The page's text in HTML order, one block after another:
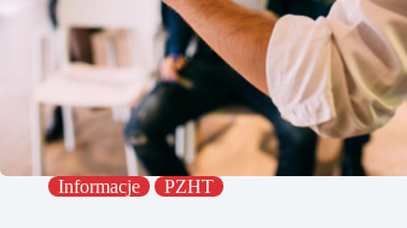
Informacje PZHT